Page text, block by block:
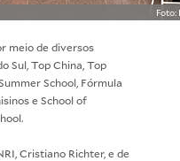
Foto:
meio de diversos
Sul, Top China, Top
School, Fórmula
e School of
Cristiano Richter, e de